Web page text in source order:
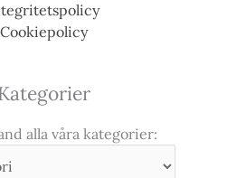
Cookiepolicy
alla våra kategorier: